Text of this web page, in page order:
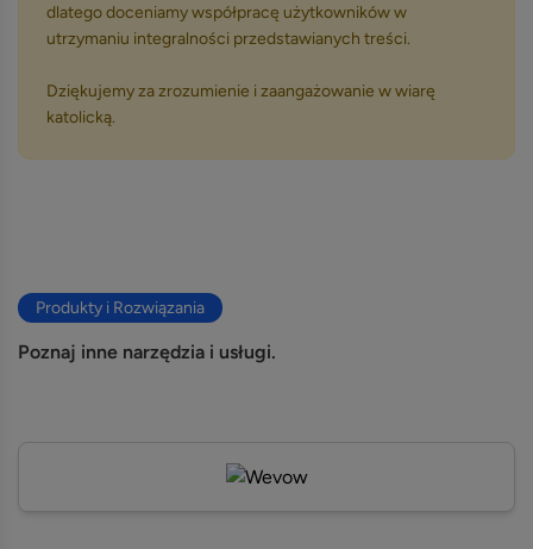
dlatego doceniamy współpracę użytkowników w
utrzymaniu integralności przedstawianych treści.
Dziękujemy za zrozumienie i zaangażowanie w wiarę
katolicką.
Produkty i Rozwiązania
Poznaj inne narzędzia i usługi.